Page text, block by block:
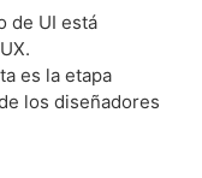
de UI está
es la etapa
los diseñadores